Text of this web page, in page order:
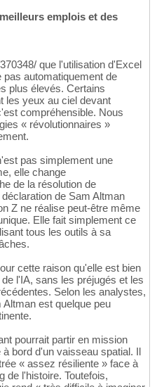
emplois et des
que l'utilisation d'Excel
pas automatiquement de
plus élevés. Certains
les yeux au ciel devant
compréhensible. Nous
« révolutionnaires »
pas simplement une
elle change
de la résolution de
de Sam Altman
Z ne réalise peut-être même
Elle fait simplement ce
tous les outils à sa
cette raison qu'elle est bien
l'IA, sans les préjugés et les
Selon les analystes,
est quelque peu
pourrait partir en mission
bord d'un vaisseau spatial. Il
« assez résiliente » face à
de l'histoire. Toutefois,